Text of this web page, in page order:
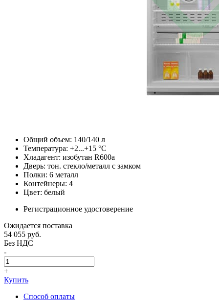
Общий объем: 140/140 л
Температура: +2...+15 °C
Хладагент: изобутан R600a
Дверь: тон. стекло/металл с замком
Полки: 6 металл
Контейнеры: 4
Цвет: белый
Регистрационное удостоверение
Ожидается поставка
54 055 руб.
Без НДС
-
+
Купить
Способ оплаты